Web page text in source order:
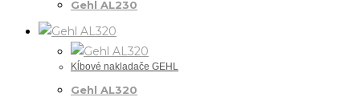
Gehl AL230
Kĺbové nakladače GEHL
Gehl AL320